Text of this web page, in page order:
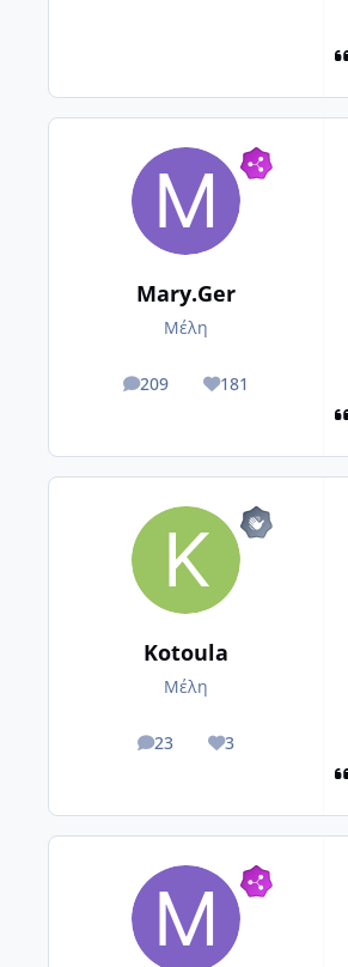
Mary.Ger
Μέλη
209
posts 181
Reputation
Kotoula
Μέλη
23
posts 3
Reputation